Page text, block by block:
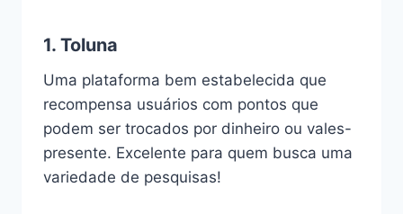
1. Toluna
Uma plataforma bem estabelecida que
recompensa usuários com pontos que
podem ser trocados por dinheiro ou vales-
presente. Excelente para quem busca uma
variedade de pesquisas!